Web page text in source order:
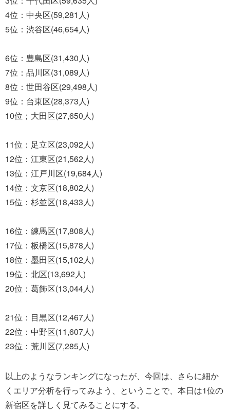
4位：中央区(59,281人)
5位：渋谷区(46,654人)
6位：豊島区(31,430人)
7位：品川区(31,089人)
8位：世田谷区(29,498人)
9位：台東区(28,373人)
10位；大田区(27,650人)
11位：足立区(23,092人)
12位：江東区(21,562人)
13位：江戸川区(19,684人)
14位：文京区(18,802人)
15位：杉並区(18,433人)
16位：練馬区(17,808人)
17位：板橋区(15,878人)
18位：墨田区(15,102人)
19位：北区(13,692人)
20位：葛飾区(13,044人)
21位：目黒区(12,467人)
22位：中野区(11,607人)
23位：荒川区(7,285人)
以上のようなランキングになったが、今回は、さらに細か
くエリア分析を行ってみよう、ということで、本日は1位の
新宿区を詳しく見てみることにする。